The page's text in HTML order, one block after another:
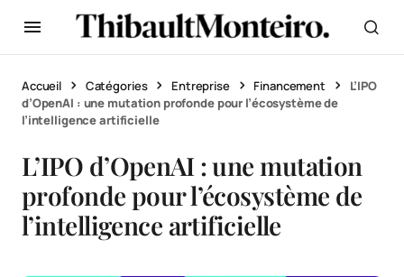
Accueil Catégories Entreprise Financement
L’IPO
d’OpenAI : une mutation profonde pour l’écosystème de
l’intelligence artificielle
L’IPO d’OpenAI : une mutation
profonde pour l’écosystème de
l’intelligence artificielle